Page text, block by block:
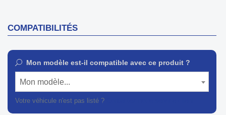
COMPATIBILITÉS
Mon modèle est-il compatible avec ce produit ?
Mon modèle...
Votre véhicule n'est pas listé ?